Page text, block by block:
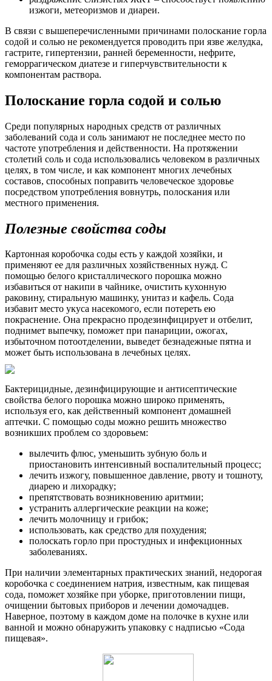
изжоги, метеоризмов и диареи.
В связи с вышеперечисленными причинами полоскание горла
содой и солью не рекомендуется проводить при язве желудка,
гастрите, гипертензии, ранней беременности, нефрите,
геморрагическом диатезе и гиперчувствительности к
компонентам раствора.
Полоскание горла содой и солью
Среди популярных народных средств от различных
заболеваний сода и соль занимают не последнее место по
частоте употребления и действенности. На протяжении
столетий соль и сода использовались человеком в различных
целях, в том числе, и как компонент многих лечебных
составов, способных поправить человеческое здоровье
посредством употребления вовнутрь, полоскания или
местного применения.
Полезные свойства соды
Картонная коробочка соды есть у каждой хозяйки, и
применяют ее для различных хозяйственных нужд. С
помощью белого кристаллического порошка можно
избавиться от накипи в чайнике, очистить кухонную
раковину, стиральную машинку, унитаз и кафель. Сода
избавит место укуса насекомого, если потереть ею
покраснение. Она прекрасно продезинфицирует и отбелит,
поднимет выпечку, поможет при панариции, ожогах,
избыточном потоотделении, выведет безнадежные пятна и
может быть использована в лечебных целях.
Бактерицидные, дезинфицирующие и антисептические
свойства белого порошка можно широко применять,
используя его, как действенный компонент домашней
аптечки. С помощью соды можно решить множество
возникших проблем со здоровьем:
вылечить флюс, уменьшить зубную боль и
приостановить интенсивный воспалительный процесс;
лечить изжогу, повышенное давление, рвоту и тошноту,
диарею и лихорадку;
препятствовать возникновению аритмии;
устранить аллергические реакции на коже;
лечить молочницу и грибок;
использовать, как средство для похудения;
полоскать горло при простудных и инфекционных
заболеваниях.
При наличии элементарных практических знаний, недорогая
коробочка с соединением натрия, известным, как пищевая
сода, поможет хозяйке при уборке, приготовлении пищи,
очищении бытовых приборов и лечении домочадцев.
Наверное, поэтому в каждом доме на полочке в кухне или
ванной и можно обнаружить упаковку с надписью «Сода
пищевая».